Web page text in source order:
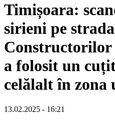
Timișoara:
sirieni pe strada
a folosit un
celălalt în zona
13.02.2025 - 16:21